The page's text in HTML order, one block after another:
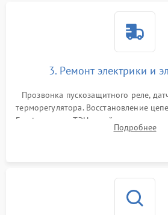
3. Ремонт электрики и
Прозвонка пускозащитного реле,
терморегулятора. Восстановление
Frost, включая ТЭН оттайки и
платы управления при сбоях
Подробнее